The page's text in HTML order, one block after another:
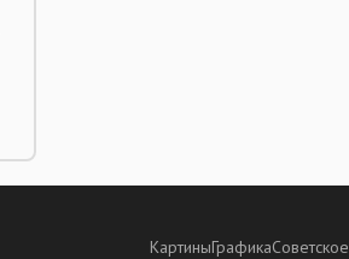
КартиныГрафикаСоветское